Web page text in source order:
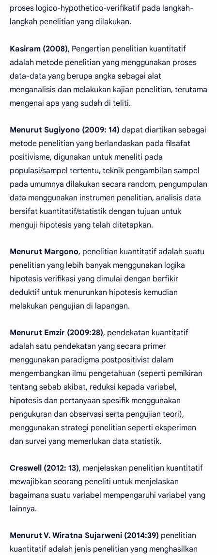
proses logico-hypothetico-verifikatif pada langkah-
langkah penelitian yang dilakukan.
Kasiram (2008), Pengertian penelitian kuantitatif
adalah metode penelitian yang menggunakan proses
data-data yang berupa angka sebagai alat
menganalisis dan melakukan kajian penelitian, terutama
mengenai apa yang sudah di teliti.
Menurut Sugiyono (2009: 14) dapat diartikan sebagai
metode penelitian yang berlandaskan pada filsafat
positivisme, digunakan untuk meneliti pada
populasi/sampel tertentu, teknik pengambilan sampel
pada umumnya dilakukan secara random, pengumpulan
data menggunakan instrumen penelitian, analisis data
bersifat kuantitatif/statistik dengan tujuan untuk
menguji hipotesis yang telah ditetapkan.
Menurut Margono, penelitian kuantitatif adalah suatu
penelitian yang lebih banyak menggunakan logika
hipotesis verifikasi yang dimulai dengan berfikir
deduktif untuk menurunkan hipotesis kemudian
melakukan pengujian di lapangan.
Menurut Emzir (2009:28), pendekatan kuantitatif
adalah satu pendekatan yang secara primer
menggunakan paradigma postpositivist dalam
mengembangkan ilmu pengetahuan (seperti pemikiran
tentang sebab akibat, reduksi kepada variabel,
hipotesis dan pertanyaan spesifik menggunakan
pengukuran dan observasi serta pengujian teori),
menggunakan strategi penelitian seperti eksperimen
dan survei yang memerlukan data statistik.
Creswell (2012: 13), menjelaskan penelitian kuantitatif
mewajibkan seorang peneliti untuk menjelaskan
bagaimana suatu variabel mempengaruhi variabel yang
lainnya.
Menurut V. Wiratna Sujarweni (2014:39) penelitian
kuantitatif adalah jenis penelitian yang menghasilkan